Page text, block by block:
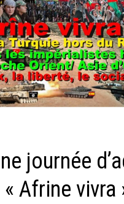
journée
Afrine vivra